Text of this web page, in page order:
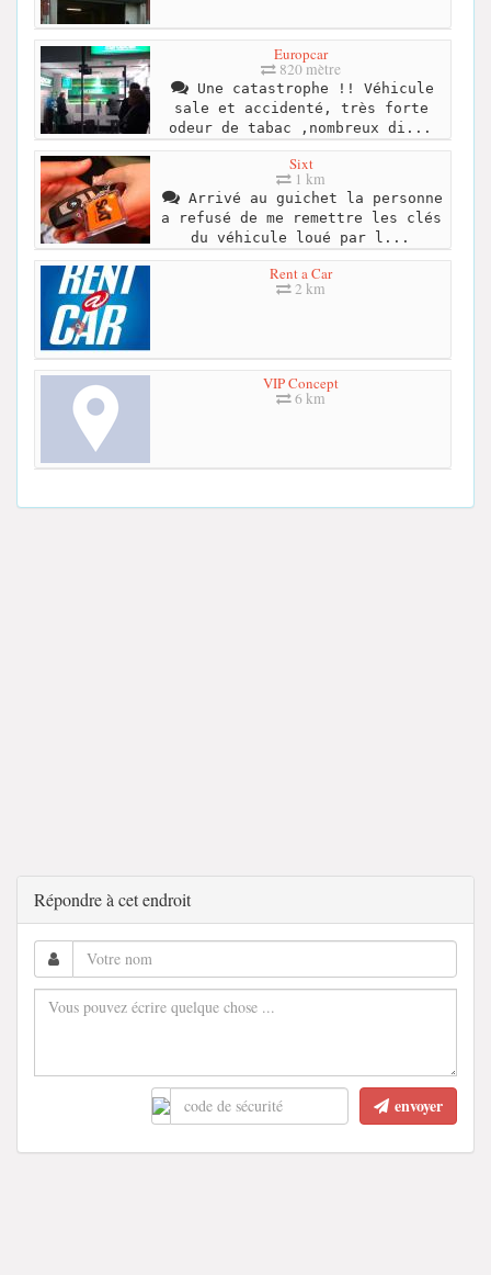
Europcar
820 mètre
Une catastrophe !! Véhicule
sale et accidenté, très forte
odeur de tabac ,nombreux di...
Sixt
1 km
Arrivé au guichet la personne
a refusé de me remettre les clés
du véhicule loué par l...
Rent a Car
2 km
VIP Concept
6 km
Répondre à cet endroit
envoyer